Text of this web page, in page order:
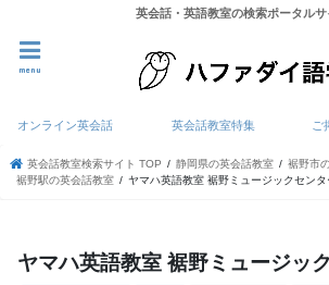
英会話・英語教室の検索ポータルサ
menu
オンライン英会話 英会話教室特集 ご
英会話教室検索サイト TOP 静岡県の英会話教室
裾野市
裾野駅の英会話教室
ヤマハ英語教室 裾野ミュージックセンタ
ヤマハ英語教室 裾野ミュージッ